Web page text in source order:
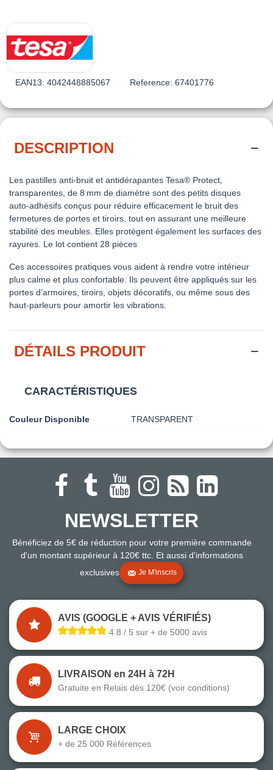
EAN13: 4042448885067 Reference: 67401776
DESCRIPTION
Les pastilles anti‑bruit et antidérapantes Tesa® Protect,
transparentes, de 8 mm de diamètre sont des petits disques
auto‑adhésifs conçus pour réduire efficacement le bruit des
fermetures de portes et tiroirs, tout en assurant une meilleure
stabilité des meubles. Elles protègent également les surfaces des
rayures. Le lot contient 28 pièces
Ces accessoires pratiques vous aident à rendre votre intérieur
plus calme et plus confortable. Ils peuvent être appliqués sur les
portes d’armoires, tiroirs, objets décoratifs, ou même sous des
haut-parleurs pour amortir les vibrations.
DÉTAILS PRODUIT
CARACTÉRISTIQUES
Couleur Disponible TRANSPARENT
NEWSLETTER
Bénéficiez de 5€ de réduction pour votre première commande
d'un montant supérieur à 120€ ttc. Et aussi d'informations
exclusives
Je M'inscris
AVIS (GOOGLE + AVIS VÉRIFIÉS)
4.8 / 5 sur + de 5000 avis
LIVRAISON en 24H à 72H
Gratuite en Relais dès 120€ (voir conditions)
LARGE CHOIX
+ de 25 000 Références